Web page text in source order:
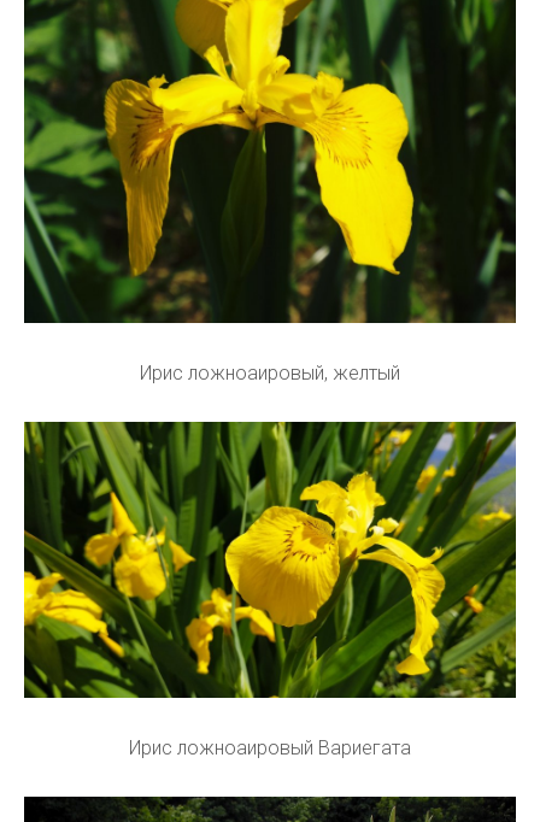
Ирис ложноаировый, желтый
Ирис ложноаировый Вариегата